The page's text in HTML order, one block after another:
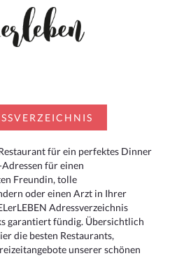
für ein perfektes Dinner
Adressen für einen
Freundin, tolle
oder einen Arzt in Ihrer
Adressverzeichnis
garantiert fündig. Übersichtlich
die besten Restaurants,
unserer schönen